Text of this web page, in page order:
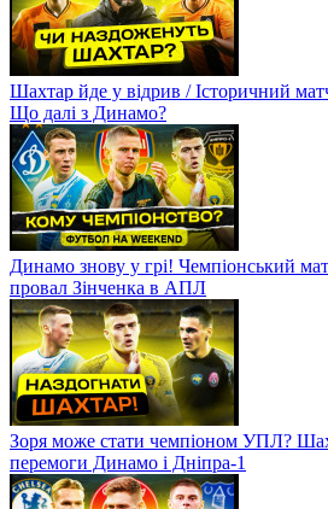
Шахтар йде у відрив / Історичний
Що далі з Динамо?
Динамо знову у грі! Чемпіонський
провал Зінченка в АПЛ
Зоря може стати чемпіоном УПЛ?
перемоги Динамо і Дніпра-1